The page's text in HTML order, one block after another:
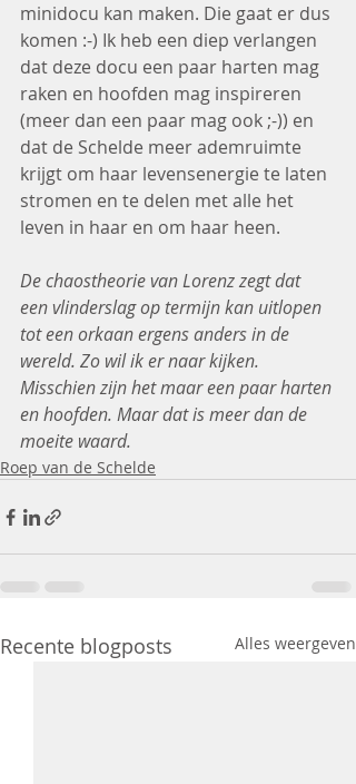
minidocu kan maken. Die gaat er dus
komen :-) Ik heb een diep verlangen
dat deze docu een paar harten mag
raken en hoofden mag inspireren
(meer dan een paar mag ook ;-)) en
dat de Schelde meer ademruimte
krijgt om haar levensenergie te laten
stromen en te delen met alle het
leven in haar en om haar heen.
De chaostheorie van Lorenz zegt dat
een vlinderslag op termijn kan uitlopen
tot een orkaan ergens anders in de
wereld. Zo wil ik er naar kijken.
Misschien zijn het maar een paar harten
en hoofden. Maar dat is meer dan de
moeite waard.
Roep van de Schelde
Recente blogposts Alles weergeven